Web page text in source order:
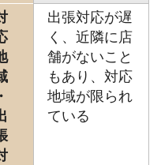
・
出張対応が遅
く、近隣に店
舗がないこと
もあり、対応
地域が限られ
ている